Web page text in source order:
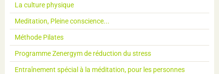
La culture physique
Meditation, Pleine conscience...
Méthode Pilates
Programme Zenergym de réduction du stress
Entraînement spécial à la méditation, pour les personnes